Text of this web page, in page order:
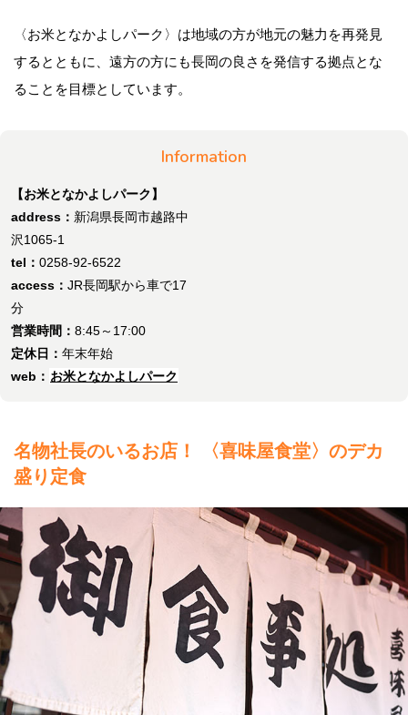
〈お米となかよしパーク〉は地域の方が地元の魅力を再発見
するとともに、遠方の方にも長岡の良さを発信する拠点とな
ることを目標としています。
Information
【お米となかよしパーク】
address： 新潟県長岡市越路中
沢1065-1
tel： 0258-92-6522
access： JR長岡駅から車で17
分
営業時間： 8:45～17:00
定休日： 年末年始
web： お米となかよしパーク
名物社長のいるお店！
〈喜味屋食堂〉のデカ
盛り定食